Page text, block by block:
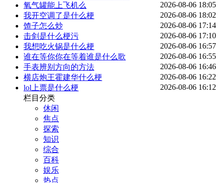
氧气罐能上飞机么
2026-08-06 18:05
我开空调了是什么梗
2026-08-06 18:02
馇子怎么炒
2026-08-06 17:14
击剑是什么梗污
2026-08-06 17:10
我想吃火锅是什么梗
2026-08-06 16:57
谁在等你你在等着谁是什么歌
2026-08-06 16:55
手表辨别方向的方法
2026-08-06 16:46
横店炮王霍建华什么梗
2026-08-06 16:22
lol上票是什么梗
2026-08-06 16:12
栏目分类
休闲
焦点
探索
知识
综合
百科
娱乐
热点